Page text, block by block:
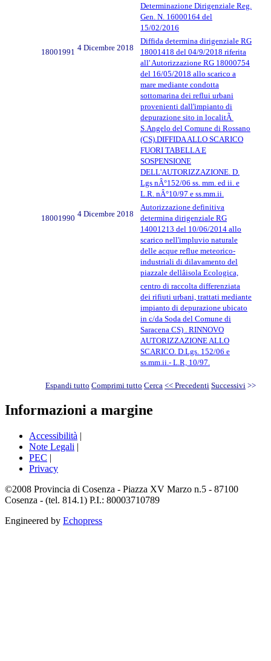
Determinazione Dirigenziale Reg.
Gen. N. 16000164 del
15/02/2016
18001991 4 Dicembre 2018
Diffida determina dirigenziale RG
18001418 del 04/9/2018 riferita
all' Autorizzazione RG 18000754
del 16/05/2018 allo scarico a
mare mediante condotta
sottomarina dei reflui urbani
provenienti dall'impianto di
depurazione sito in localitÃ
S.Angelo del Comune di Rossano
(CS).DIFFIDA ALLO SCARICO
FUORI TABELLA E
SOSPENSIONE
DELL'AUTORIZZAZIONE. D.
Lgs nÂ°152/06 ss. mm. ed ii. e
L.R. nÂ°10/97 e ss.mm.ii.
18001990 4 Dicembre 2018
Autorizzazione definitiva
determina dirigenziale RG
14001213 del 10/06/2014 allo
scarico nell'impluvio naturale
delle acque reflue meteorico-
industriali di dilavamento del
piazzale dellâisola Ecologica,
centro di raccolta differenziata
dei rifiuti urbani, trattati mediante
impianto di depurazione ubicato
in c/da Soda del Comune di
Saracena CS) . RINNOVO
AUTORIZZAZIONE ALLO
SCARICO. D.Lgs. 152/06 e
ss.mm.ii.- L.R, 10/97.
Espandi tutto Comprimi tutto Cerca << Precedenti Successivi >>
Informazioni a margine
Accessibilità |
Note Legali |
PEC |
Privacy
©2008 Provincia di Cosenza - Piazza XV Marzo n.5 - 87100
Cosenza - (tel. 814.1) P.I.: 80003710789
Engineered by Echopress